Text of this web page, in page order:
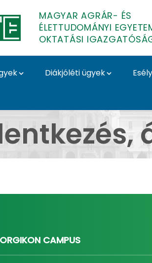
MAGYAR AGRÁR- ÉS
ÉLETTUDOMÁNYI
OKTATÁSI
Diákjóléti ügyek
Oktatási
CAMPUS